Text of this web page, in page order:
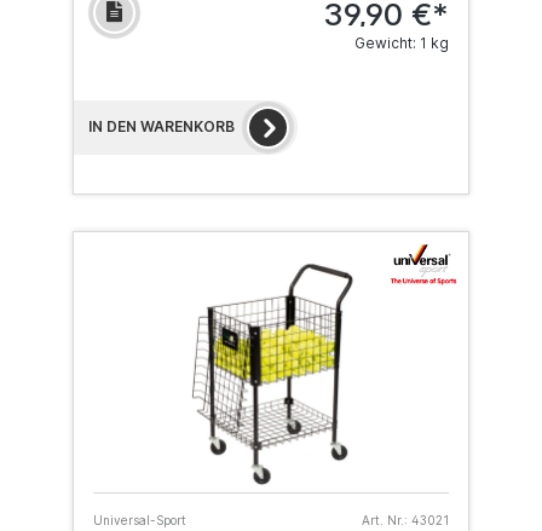
39,90 €*
Gewicht: 1 kg
IN DEN WARENKORB
Universal-Sport Art. Nr.: 43021